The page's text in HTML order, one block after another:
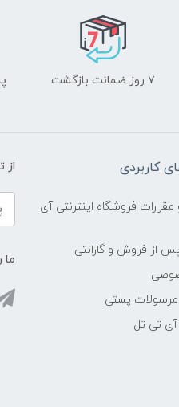
۷ روز ضمانت بازگشت
کاربردی
مقررات فروشگاه اینترنتی آی
از فروش و گارانتی
پستی
تی تل
از
ما